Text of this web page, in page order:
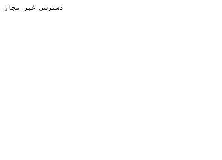
دسترسی غیر مجاز